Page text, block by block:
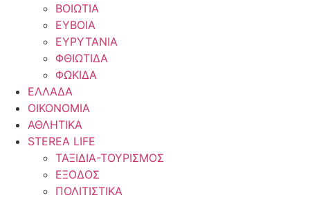
ΒΟΙΩΤΙΑ
ΕΥΒΟΙΑ
ΕΥΡΥΤΑΝΙΑ
ΦΘΙΩΤΙΔΑ
ΦΩΚΙΔΑ
ΕΛΛΑΔΑ
ΟΙΚΟΝΟΜΙΑ
ΑΘΛΗΤΙΚΑ
STEREA LIFE
ΤΑΞΙΔΙΑ-ΤΟΥΡΙΣΜΟΣ
ΕΞΟΔΟΣ
ΠΟΛΙΤΙΣΤΙΚΑ